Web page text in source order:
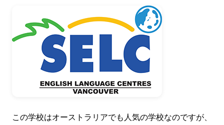
この学校はオーストラリアでも人気の学校なのですが、